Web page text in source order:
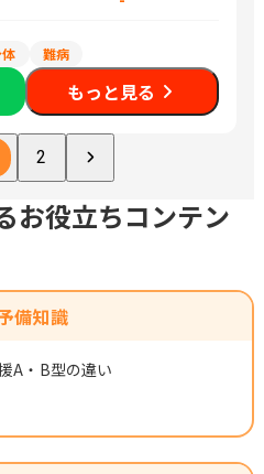
難病
もっと見る
2
お役立ちコンテン
備知識
A・B型の違い